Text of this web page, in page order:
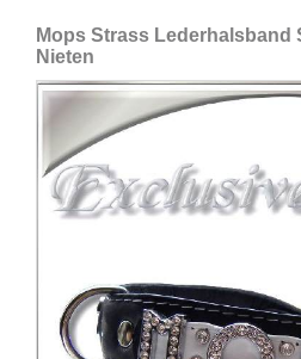
Mops Strass Lederhalsband
Nieten